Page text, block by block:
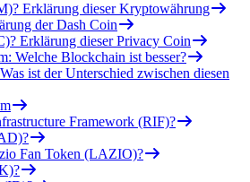
Erklärung dieser Kryptowährung
der Dash Coin
Erklärung dieser Privacy Coin
Welche Blockchain ist besser?
ist der Unterschied zwischen diesen
Framework (RIF)?
Fan Token (LAZIO)?